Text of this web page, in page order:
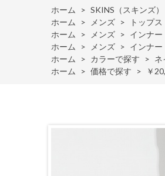
ホーム > SKINS（スキンズ）
ホーム
> メンズ > トップス
ホーム
> メンズ > インナー
ホーム
> メンズ > インナー
ホーム
> カラーで探す > ネ
ホーム
> 価格で探す > ￥